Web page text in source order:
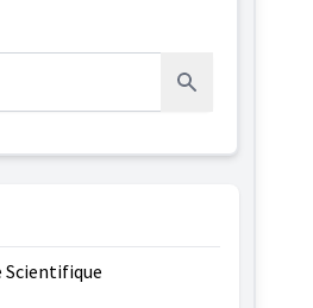
Rechercher
Scientifique